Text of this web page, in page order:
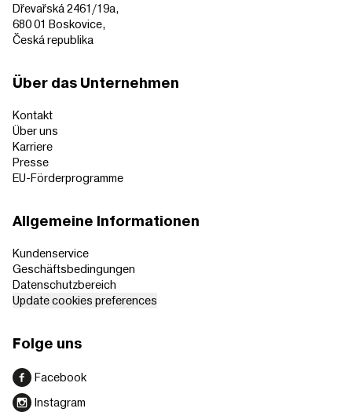
Dřevařská 2461/19a,
680 01 Boskovice,
Česká republika
Über das Unternehmen
Kontakt
Über uns
Karriere
Presse
EU-Förderprogramme
Allgemeine Informationen
Kundenservice
Geschäftsbedingungen
Datenschutzbereich
Update cookies preferences
Folge uns
Facebook
Instagram